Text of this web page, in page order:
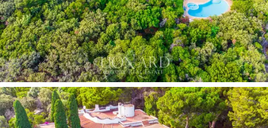
und 6 Bädern. Jedes Zimmer hat ein eigenes Bad und
garantiert absolute Unabhängigkeit. Der besondere
Vorteil dieser einzigartigen Villa ist die Möglichkeit,
einen unvergleichlichen Blick auf das Meer von jedem
Raum der Struktur zu genießen. Die Villa verfügt auch
über eine Dependance mit Zimmern und Einrichtungen
für das Hauspersonal.